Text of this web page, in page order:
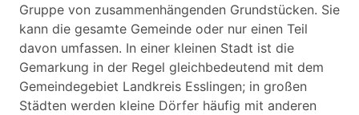
Gruppe von zusammenhängenden Grundstücken. Sie
kann die gesamte Gemeinde oder nur einen Teil
davon umfassen. In einer kleinen Stadt ist die
Gemarkung in der Regel gleichbedeutend mit dem
Gemeindegebiet Landkreis Esslingen; in großen
Städten werden kleine Dörfer häufig mit anderen